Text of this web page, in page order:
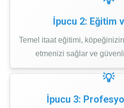
İpucu 2: Eğitim
Temel itaat eğitimi, köpeğinizin
etmenizi sağlar ve
İpucu 3: